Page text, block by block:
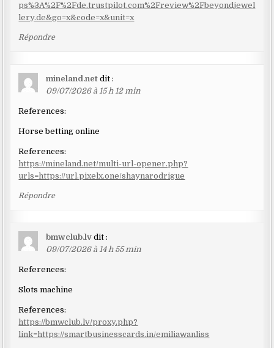
ps%3A%2F%2Fde.trustpilot.com%2Freview%2Fbeyondjewel
lery.de&go=x&code=x&unit=x
Répondre
mineland.net dit :
09/07/2026 à 15 h 12 min
References:
Horse betting online
References:
https://mineland.net/multi-url-opener.php?
urls=https://url.pixelx.one/shaynarodrigue
Répondre
bmwclub.lv dit :
09/07/2026 à 14 h 55 min
References:
Slots machine
References:
https://bmwclub.lv/proxy.php?
link=https://smartbusinesscards.in/emiliawanliss